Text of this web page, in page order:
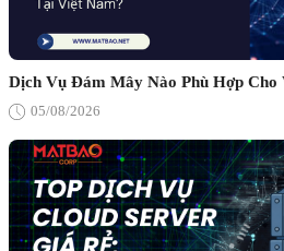
Dịch Vụ Đám Mây Nào Phù Hợp Cho
05/08/2026